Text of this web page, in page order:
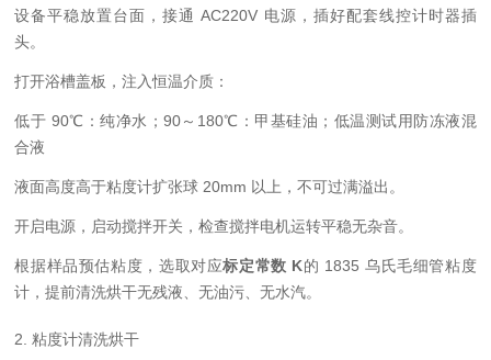
设备平稳放置台面，接通 AC220V 电源，插好配套线控计时器插
头。
打开浴槽盖板，注入恒温介质：
低于 90℃：纯净水；90～180℃：甲基硅油；低温测试用防冻液混
合液
液面高度高于粘度计扩张球 20mm 以上，不可过满溢出。
开启电源，启动搅拌开关，检查搅拌电机运转平稳无杂音。
根据样品预估粘度，选取对应标定常数 K的 1835 乌氏毛细管粘度
计，提前清洗烘干无残液、无油污、无水汽。
2. 粘度计清洗烘干